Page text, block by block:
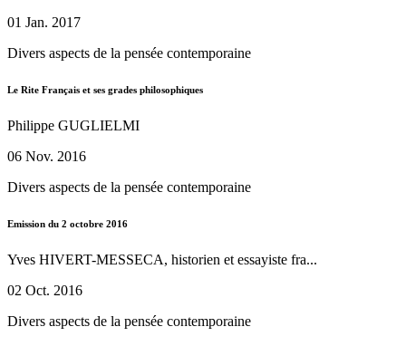
01 Jan. 2017
Divers aspects de la pensée contemporaine
Le Rite Français et ses grades philosophiques
Philippe GUGLIELMI
06 Nov. 2016
Divers aspects de la pensée contemporaine
Emission du 2 octobre 2016
Yves HIVERT-MESSECA, historien et essayiste fra...
02 Oct. 2016
Divers aspects de la pensée contemporaine